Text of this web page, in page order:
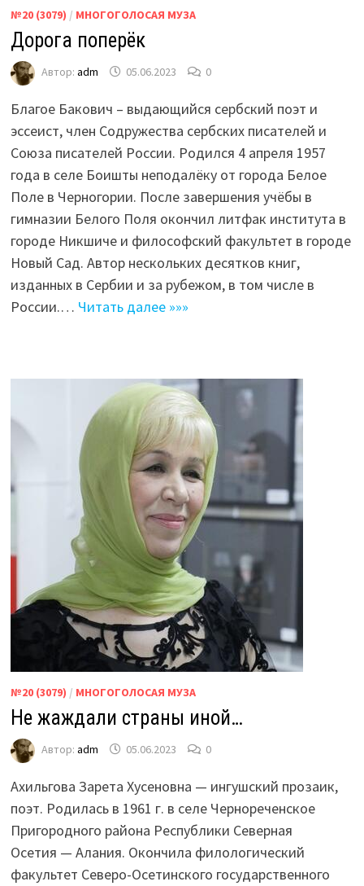
№20 (3079) / МНОГОГОЛОСАЯ МУЗА
Дорога поперёк
Автор: adm 05.06.2023 0
Благое Бакович – выдающийся сербский поэт и
эссеист, член Содружества сербских писателей и
Союза писателей России. Родился 4 апреля 1957
года в селе Боишты неподалёку от города Белое
Поле в Черногории. После завершения учёбы в
гимназии Белого Поля окончил литфак института в
городе Никшиче и философский факультет в городе
Новый Сад. Автор нескольких десятков книг,
изданных в Сербии и за рубежом, в том числе в
России.… Читать далее »»»
№20 (3079) / МНОГОГОЛОСАЯ МУЗА
Не жаждали страны иной…
Автор: adm 05.06.2023 0
Ахильгова Зарета Хусеновна — ингушский прозаик,
поэт. Родилась в 1961 г. в селе Чернореченское
Пригородного района Республики Северная
Осетия — Алания. Окончила филологический
факультет Северо-Осетинского государственного